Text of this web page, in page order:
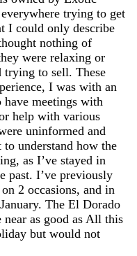
trying to get
I could only describe
nothing of
were relaxing or
trying to sell. These
I was with an
meetings with
help with various
uninformed and
understand how the
as I’ve stayed in
past. I’ve previously
2 occasions, and in
The El Dorado
near as good as All this
but would not